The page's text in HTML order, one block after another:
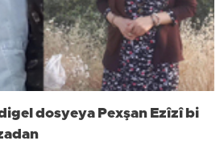
dosyeya Pexşan Ezîzî bi